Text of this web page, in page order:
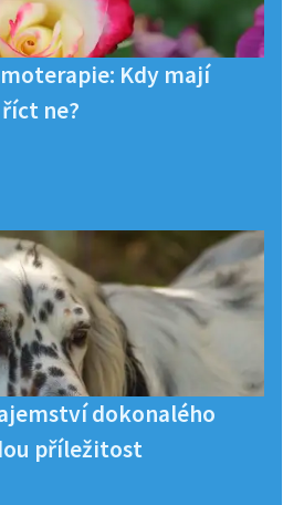
Kdy mají
ne?
dokonalého
příležitost